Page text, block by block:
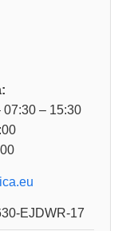
07:30 – 15:30
EJDWR-17